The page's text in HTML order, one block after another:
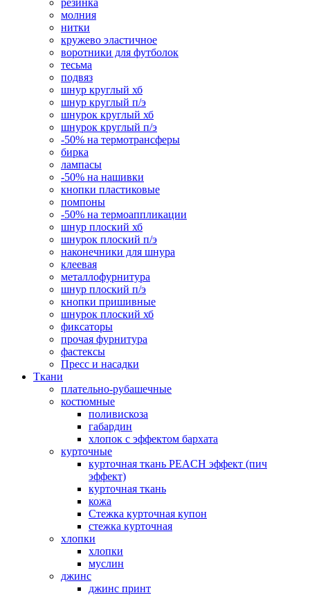
резинка
молния
нитки
кружево эластичное
воротники для футболок
тесьма
подвяз
шнур круглый хб
шнур круглый п/э
шнурок круглый хб
шнурок круглый п/э
-50% на термотрансферы
бирка
лампасы
-50% на нашивки
кнопки пластиковые
помпоны
-50% на термоаппликации
шнур плоский хб
шнурок плоский п/э
наконечники для шнура
клеевая
металлофурнитура
шнур плоский п/э
кнопки пришивные
шнурок плоский хб
фиксаторы
прочая фурнитура
фастексы
Пресс и насадки
Ткани
плательно-рубашечные
костюмные
поливискоза
габардин
хлопок с эффектом бархата
курточные
курточная ткань PEACH эффект (пич
эффект)
курточная ткань
кожа
Стежка курточная купон
стежка курточная
хлопки
хлопки
муслин
джинс
джинс принт